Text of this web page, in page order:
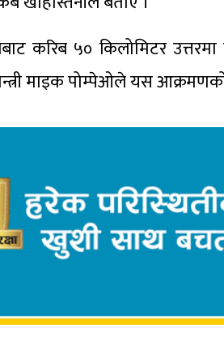
करिब ५० किलोमिटर
माइक पोम्पेओले यस